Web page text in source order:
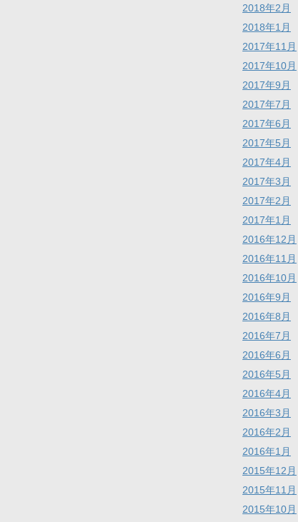
2018年2月
2018年1月
2017年11月
2017年10月
2017年9月
2017年7月
2017年6月
2017年5月
2017年4月
2017年3月
2017年2月
2017年1月
2016年12月
2016年11月
2016年10月
2016年9月
2016年8月
2016年7月
2016年6月
2016年5月
2016年4月
2016年3月
2016年2月
2016年1月
2015年12月
2015年11月
2015年10月